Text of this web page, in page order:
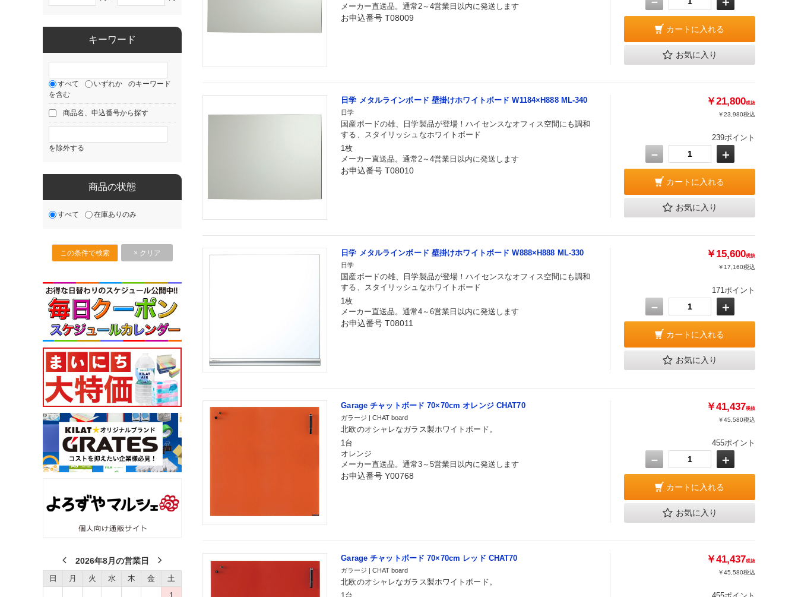
キーワード
すべて いずれか
のキーワード
を含む
商品名、申込番号から探す
を除外する
商品の状態
すべて 在庫ありのみ
2026年8月の営業日
日 月 火 水 木 金
土
メーカー直送品。通常2～4営業日以内に発送します
お申込番号 T08009
カートに入れる
お気に入り
日学 メタルラインボード 壁掛けホワイトボード W1184×H888 ML-340
日学
国産ボードの雄、日学製品が登場！ハイセンスなオフィス空間にも調和
する、スタイリッシュなホワイトボード
1枚
メーカー直送品。通常2～4営業日以内に発送します
お申込番号 T08010
￥21,800税抜
￥23,980税込
239ポイント
－ ＋
カートに入れる
お気に入り
日学 メタルラインボード 壁掛けホワイトボード W888×H888 ML-330
日学
国産ボードの雄、日学製品が登場！ハイセンスなオフィス空間にも調和
する、スタイリッシュなホワイトボード
1枚
メーカー直送品。通常4～6営業日以内に発送します
お申込番号 T08011
￥15,600税抜
￥17,160税込
171ポイント
－ ＋
カートに入れる
お気に入り
Garage チャットボード 70×70cm オレンジ CHAT70
ガラージ | CHAT board
北欧のオシャレなガラス製ホワイトボード。
1台
オレンジ
メーカー直送品。通常3～5営業日以内に発送します
お申込番号 Y00768
￥41,437税抜
￥45,580税込
455ポイント
－ ＋
カートに入れる
お気に入り
Garage チャットボード 70×70cm レッド CHAT70
ガラージ | CHAT board
北欧のオシャレなガラス製ホワイトボード。
￥41,437税抜
￥45,580税込